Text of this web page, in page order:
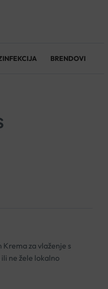
BRENDOVI
Krema za vlaženje s
ne žele lokalno